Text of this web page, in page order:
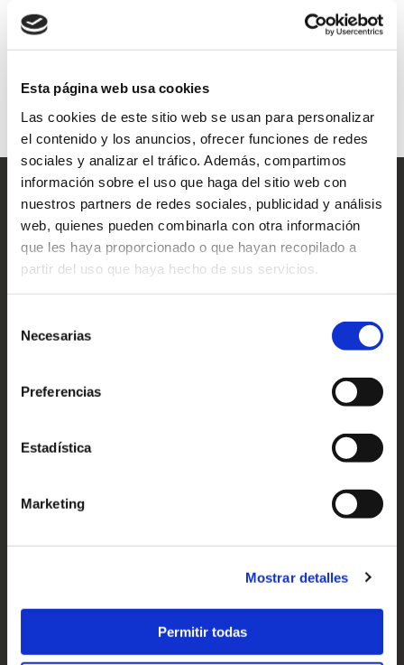
Esta página web usa cookies
Las cookies de este sitio web se usan para personalizar
el contenido y los anuncios, ofrecer funciones de redes
sociales y analizar el tráfico. Además, compartimos
información sobre el uso que haga del sitio web con
nuestros partners de redes sociales, publicidad y análisis
web, quienes pueden combinarla con otra información
que les haya proporcionado o que hayan recopilado a
partir del uso que haya hecho de sus servicios.
Necesarias
Preferencias
Estadística
Marketing
Mostrar detalles
Permitir todas
Santiago de Compostela, ubicado a29 km
¡ESCRÍBENOS!
No te quedes con dudas. Resuélvelas escribiéndonos o